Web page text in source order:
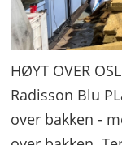
HØYT OVER
Radisson Blu
over bakken -